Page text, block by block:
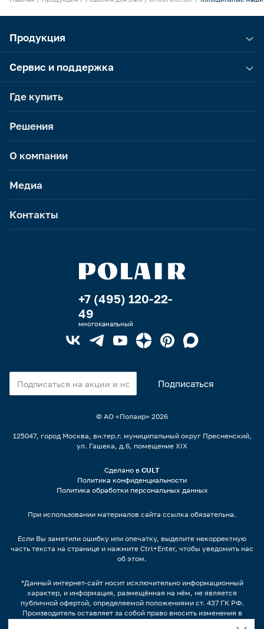
Продукция
Сервис и поддержка
Где купить
Решения
О компании
Медиа
Контакты
+7 (495) 120-22-
49
многоканальный
© АО «Полаир» 2026
125047, город Москва, вн.тер.г. муниципальный округ Пресненский,
ул. Гашека, д.6, помещение XIX
Сделано в CULT
Политика конфиденциальности
Политика обработки персональных данных
При использовании материалов сайта ссылка обязательна.
Если Вы заметили ошибку или опечатку, выделите некорректную
часть текста на странице и нажмите Ctrl+Enter, чтобы уведомить нас
об этом.
*Данный интернет-сайт носит исключительно информационный
характер, и информация, размещённая на нём, не является
публичной офертой, определяемой положениями ст. 437 ГК РФ.
Производитель оставляет за собой право вносить изменения в